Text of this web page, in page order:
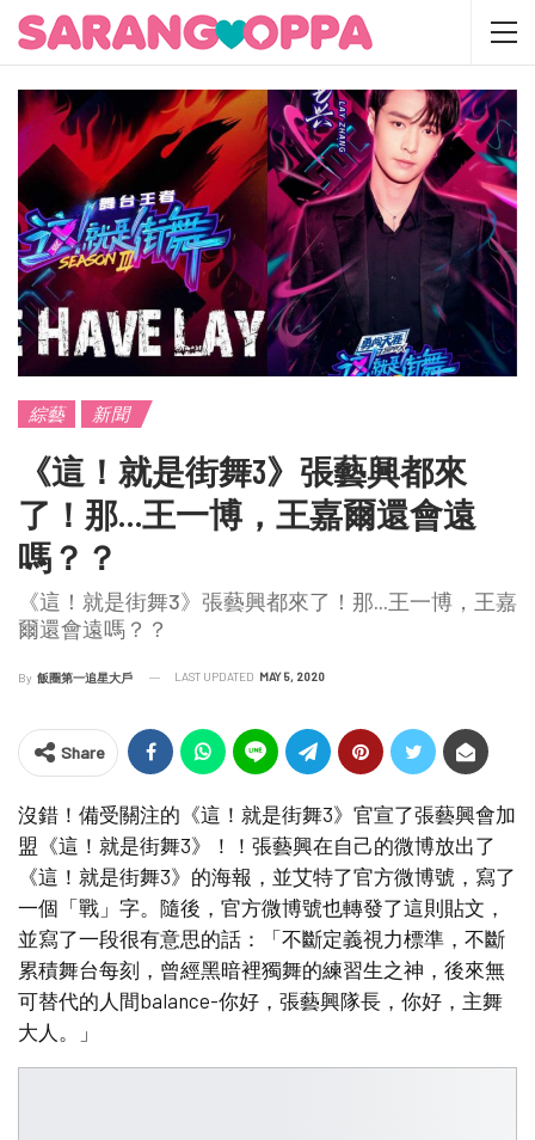
綜藝 新聞
《這！就是街舞3》張藝興都來
了！那…王一博，王嘉爾還會遠
嗎？？
《這！就是街舞3》張藝興都來了！那...王一博，王嘉
爾還會遠嗎？？
By 飯圈第一追星大戶 LAST UPDATED MAY 5, 2020
Share
沒錯！備受關注的《這！就是街舞3》官宣了張藝興會加
盟《這！就是街舞3》！！張藝興在自己的微博放出了
《這！就是街舞3》的海報，並艾特了官方微博號，寫了
一個「戰」字。隨後，官方微博號也轉發了這則貼文，
並寫了一段很有意思的話：「不斷定義視力標準，不斷
累積舞台每刻，曾經黑暗裡獨舞的練習生之神，後來無
可替代的人間balance-你好，張藝興隊長，你好，主舞
大人。」